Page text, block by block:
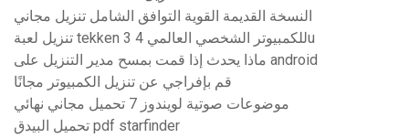
النسخة القديمة القوية التوافق الشامل تنزيل مجاني
تنزيل لعبة tekken 3 للكمبيوتر الشخصي العالمي 4u
ماذا يحدث إذا قمت بمسح مدير التنزيل على android
قم بإفراجي عن تنزيل الكمبيوتر مجانًا
موضوعات صوتية لويندوز 7 تحميل مجاني نهائي
تحميل البيدق pdf starfinder